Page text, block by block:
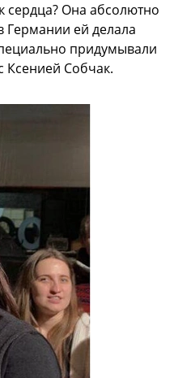
сердца? Она абсолютно
Германии ей делала
придумывали
Ксенией Собчак.